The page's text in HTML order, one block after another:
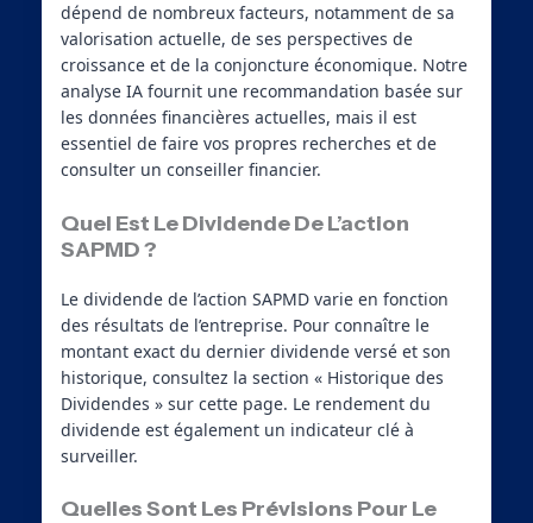
dépend de nombreux facteurs, notamment de sa
valorisation actuelle, de ses perspectives de
croissance et de la conjoncture économique. Notre
analyse IA fournit une recommandation basée sur
les données financières actuelles, mais il est
essentiel de faire vos propres recherches et de
consulter un conseiller financier.
Quel Est Le Dividende De L’action
SAPMD ?
Le dividende de l’action SAPMD varie en fonction
des résultats de l’entreprise. Pour connaître le
montant exact du dernier dividende versé et son
historique, consultez la section « Historique des
Dividendes » sur cette page. Le rendement du
dividende est également un indicateur clé à
surveiller.
Quelles Sont Les Prévisions Pour Le